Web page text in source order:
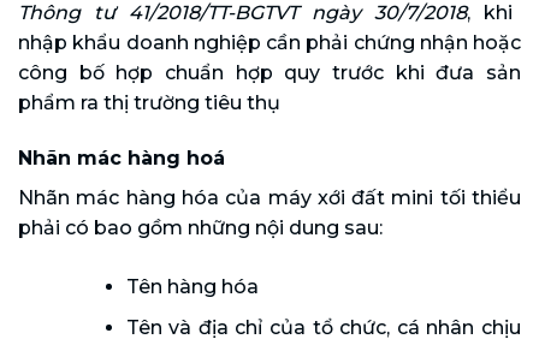
Thông tư 41/2018/TT-BGTVT ngày 30/7/2018, khi
nhập khẩu doanh nghiệp cần phải chứng nhận hoặc
công bố hợp chuẩn hợp quy trước khi đưa sản
phẩm ra thị trường tiêu thụ
Nhãn mác hàng hoá
Nhãn mác hàng hóa của máy xới đất mini tối thiểu
phải có bao gồm những nội dung sau:
Tên hàng hóa
Tên và địa chỉ của tổ chức, cá nhân chịu